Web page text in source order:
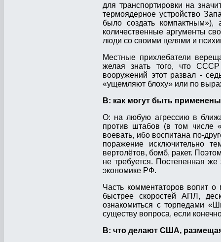
для транспортировки на
термоядерное устройство
было создать компактным»),
количественные аргументы
люди со своими целями и
Местные прихлебатели
желая знать того, что СССР
вооружений этот развал -
«ущемляют блоху» или по
В: как могут быть
О: на любую агрессию в
против штабов (в том числе
воевать, ибо воспитана по-
поражение исключительно
вертолётов, бомб, ракет.
не требуется. Постепенная
экономике РФ.
Часть комментаторов вопит
быстрее скоростей АПЛ,
ознакомиться с торпедами
существу вопроса, если
В: что делают США,